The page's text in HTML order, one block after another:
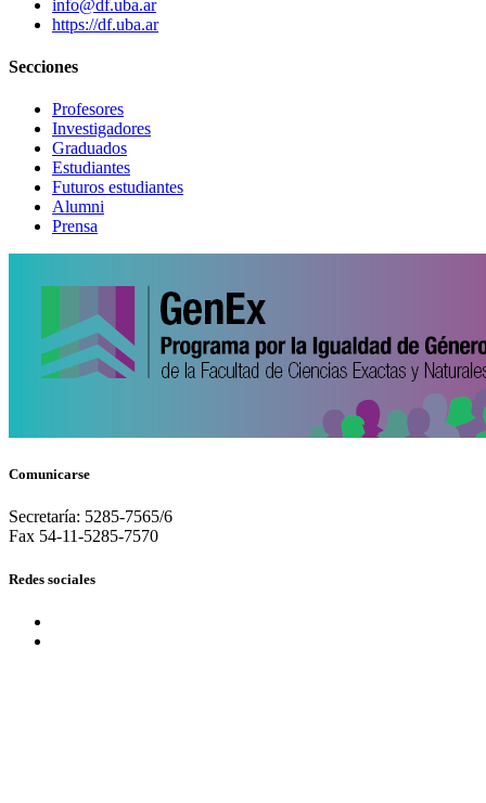
info@df.uba.ar
https://df.uba.ar
Secciones
Profesores
Investigadores
Graduados
Estudiantes
Futuros estudiantes
Alumni
Prensa
Comunicarse
Secretaría: 5285-7565/6
Fax 54-11-5285-7570
Redes sociales